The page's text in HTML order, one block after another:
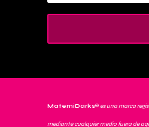
MaterniDarks®es una marca
mediante cualquier medio fuera de